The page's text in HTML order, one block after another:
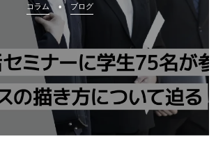
コラム ブログ